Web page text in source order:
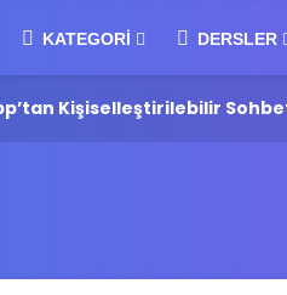
KATEGORI DERSLER
Kişiselleştirilebilir